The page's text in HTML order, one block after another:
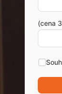
(cena